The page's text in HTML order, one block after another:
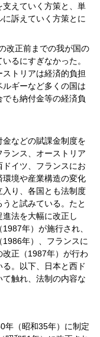
えていく方策と、単
訴えていく方策とに
改正前までの我が国の
るにすぎなかった。
トリアは経済的負担
ギーなど多くの国は
も納付金等の経済負
などの賦課金制度を
ンス、オーストリア
イツ、フランスにお
境や産業構造の変化
り、各国とも法制度
と試みている。たと
法を大幅に改正し
年）が施行され、
年）、フランスに
正（1987年）が行わ
。以下、日本と西ド
触れ、法制の内容な
年（昭和35年）に制定